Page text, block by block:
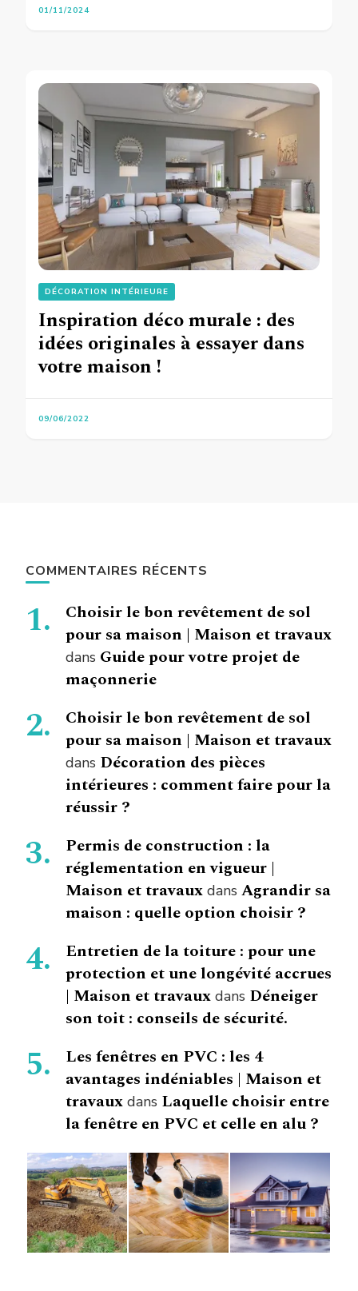
01/11/2024
DÉCORATION INTÉRIEURE
Inspiration déco murale : des
idées originales à essayer dans
votre maison !
09/06/2022
COMMENTAIRES RÉCENTS
Choisir le bon revêtement de sol
pour sa maison | Maison et travaux
dans Guide pour votre projet de
maçonnerie
Choisir le bon revêtement de sol
pour sa maison | Maison et travaux
dans Décoration des pièces
intérieures : comment faire pour la
réussir ?
Permis de construction : la
réglementation en vigueur |
Maison et travaux dans Agrandir sa
maison : quelle option choisir ?
Entretien de la toiture : pour une
protection et une longévité accrues
| Maison et travaux dans Déneiger
son toit : conseils de sécurité.
Les fenêtres en PVC : les 4
avantages indéniables | Maison et
travaux dans Laquelle choisir entre
la fenêtre en PVC et celle en alu ?